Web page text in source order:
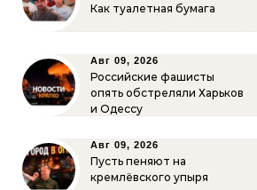
Как туалетная бумага
Авг 09, 2026
Российские фашисты
опять обстреляли Харьков
и Одессу
Авг 09, 2026
Пусть пеняют на
кремлёвского упыря